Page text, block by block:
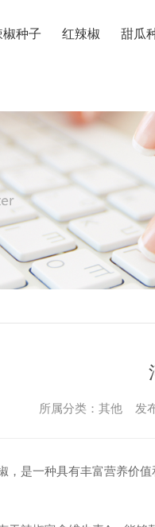
椒种子 红辣椒 甜瓜
红辣椒
河南红辣
河南红辣椒
所属分类：其他 发
，是一种具有丰富营养价